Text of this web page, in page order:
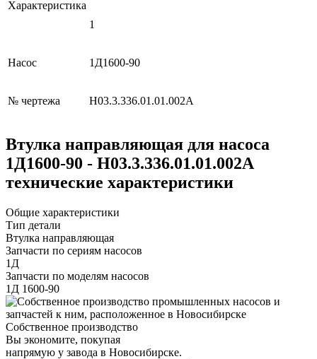
Характеристика
1
Насос 1Д1600-90
№ чертежа Н03.3.336.01.01.002А
Втулка направляющая для насоса
1Д1600-90 - Н03.3.336.01.01.002А
технические характеристики
Общие характеристики
Тип детали
Втулка направляющая
Запчасти по сериям насосов
1Д
Запчасти по моделям насосов
1Д 1600-90
Собственное производство
Вы экономите, покупая
напрямую у завода в Новосибирске.